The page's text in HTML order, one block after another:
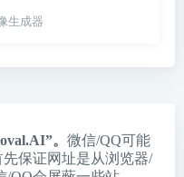
生成器
。 微信/QQ可能
先保证网址是从浏览器/